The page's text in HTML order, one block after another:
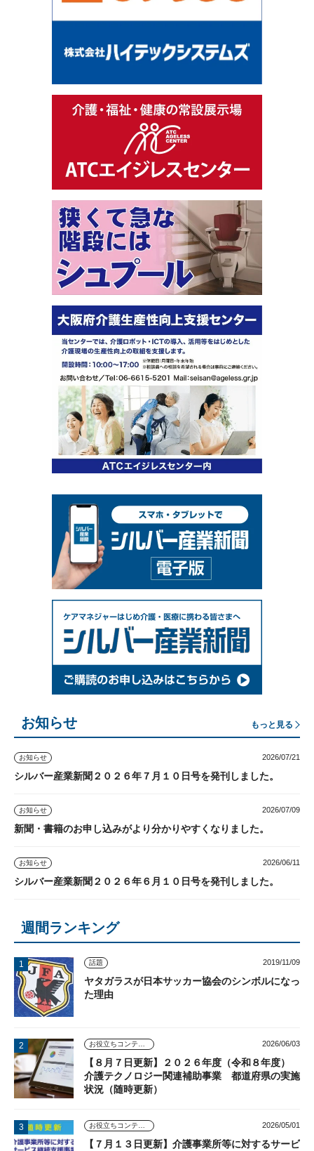
お知らせ もっと見る
お知らせ 2026/07/21
シルバー産業新聞２０２６年７月１０日号を発刊しました。
お知らせ 2026/07/09
新聞・書籍のお申し込みがより分かりやすくなりました。
お知らせ 2026/06/11
シルバー産業新聞２０２６年６月１０日号を発刊しました。
週間ランキング
話題 2019/11/09
ヤタガラスが日本サッカー協会のシンボルになっ
た理由
お役立ちコンテンツ 2026/06/03
【８月７日更新】２０２６年度（令和８年度）
介護テクノロジー関連補助事業 都道府県の実施
状況（随時更新）
お役立ちコンテンツ 2026/05/01
【７月１３日更新】介護事業所等に対するサービ